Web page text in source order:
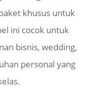
khusus untuk
ini cocok untuk
bisnis, wedding,
personal yang